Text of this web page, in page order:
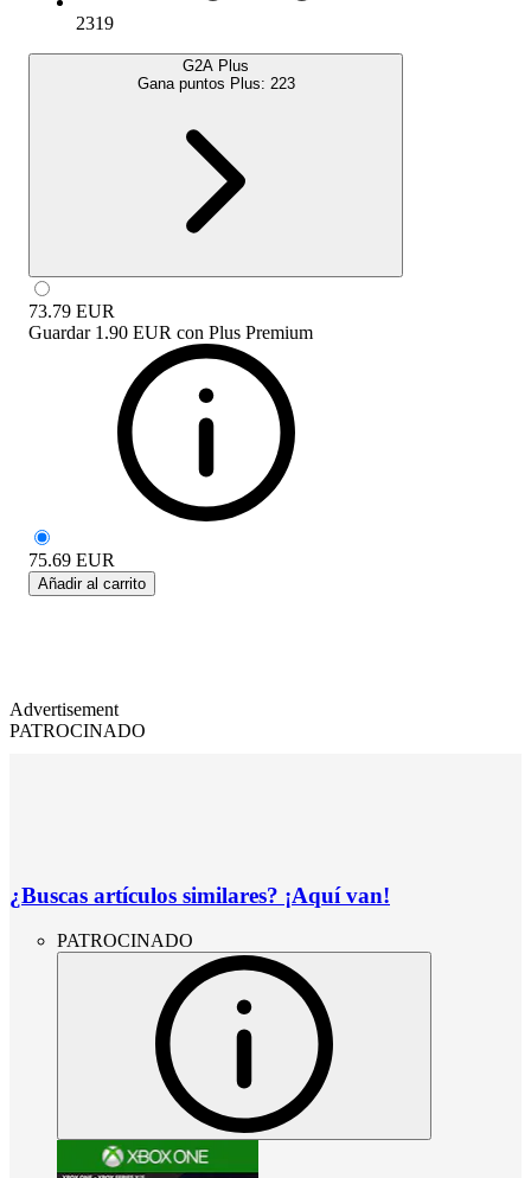
2319
G2A Plus
Gana puntos Plus: 223
73.79 EUR
Guardar 1.90 EUR con Plus Premium
75.69 EUR
Añadir al carrito
Advertisement
PATROCINADO
¿Buscas artículos similares? ¡Aquí van!
PATROCINADO